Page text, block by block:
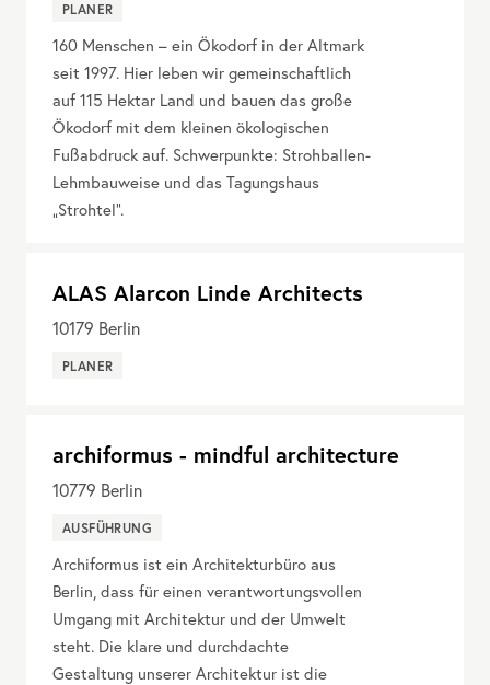
PLANER
160 Menschen – ein Ökodorf in der Altmark
seit 1997. Hier leben wir gemeinschaftlich
auf 115 Hektar Land und bauen das große
Ökodorf mit dem kleinen ökologischen
Fußabdruck auf. Schwerpunkte: Strohballen-
Lehmbauweise und das Tagungshaus
„Strohtel“.
ALAS Alarcon Linde Architects
10179 Berlin
PLANER
archiformus - mindful architecture
10779 Berlin
AUSFÜHRUNG
Archiformus ist ein Architekturbüro aus
Berlin, dass für einen verantwortungsvollen
Umgang mit Architektur und der Umwelt
steht. Die klare und durchdachte
Gestaltung unserer Architektur ist die